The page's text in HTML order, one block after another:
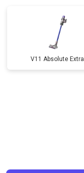
V11 Absolute Extra